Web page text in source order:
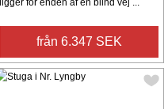
ligger for enden af en blind vej ...
från 6.347 SEK